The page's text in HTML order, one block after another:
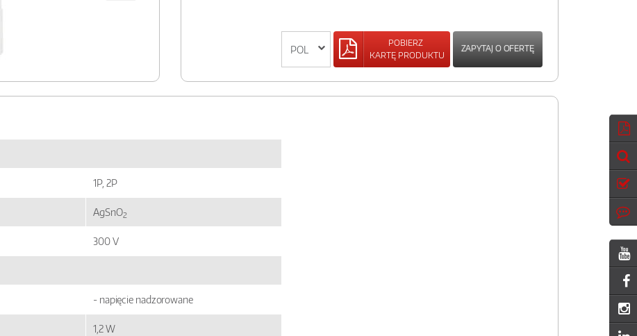
POBIERZ
KARTĘ PRODUKTU
ZAPYTAJ O OFERTĘ
1P, 2P
AgSnO2
300 V
- napięcie nadzorowane
1,2 W